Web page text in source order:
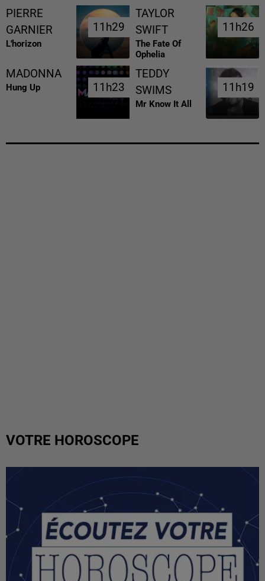
PIERRE
GARNIER
L'horizon
11h29
11h29
TAYLOR
SWIFT
The Fate Of
Ophelia
11h26
11h26
MADONNA
Hung Up 11h23
11h23
TEDDY
SWIMS
Mr Know It All
11h19
11h19
VOTRE HOROSCOPE